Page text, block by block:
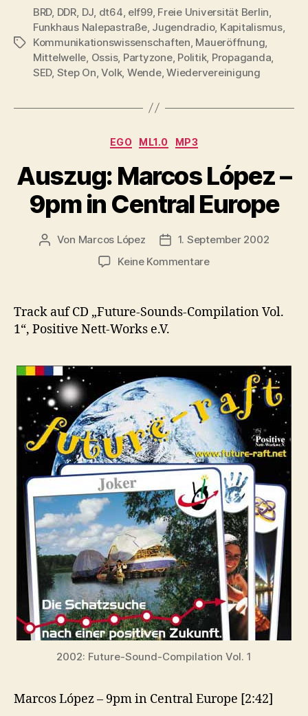
den
Osten
sieht
–
1“
Schlagwörter
BRD, DDR DJ dt64 elf99, Freie Universität Berlin
Funkhaus Nalepastraße, Jugendradio, Kapitalismus,
Kommunikationswissenschaften Maueröffnung
Mittelwelle Ossis, Partyzone, Politik, Propaganda
SED, Step On ,Volk, Wende,Wiedervereinigung
Kategorien
EGO ML1.0 MP3
Auszug: Marcos López –
9pm in Central Europe
Beitragsautor
Von Marcos López Veröffentlichungsdatum
1. September 2002
Keine Kommentarezu
López
–
Central
Track auf CD „Future-Sounds-Compilation Vol.
1“, Positive Nett-Works e.V.
2002: Future-Sound-Compilation Vol. 1
Marcos López – 9pm in Central Europe [2:42]